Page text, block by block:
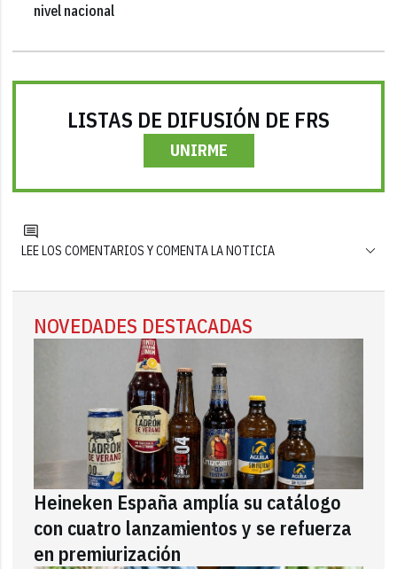
nivel nacional
LISTAS DE DIFUSIÓN DE FRS
UNIRME
LEE LOS COMENTARIOS Y COMENTA LA NOTICIA
NOVEDADES DESTACADAS
Heineken España amplía su catálogo
con cuatro lanzamientos y se refuerza
en premiurización